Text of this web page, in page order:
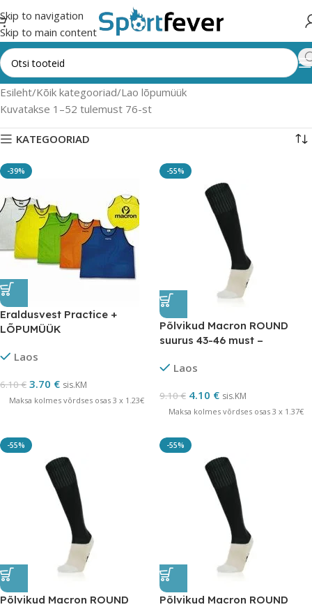
Skip to navigation
Skip to main content
Esileht Kõik kategooriad Lao lõpumüük
Kuvatakse 1–52 tulemust 76-st
KATEGOORIAD
-39%
Eraldusvest Practice +
LÕPUMÜÜK
Laos
6.10€ 3.70 € sis.KM
Maksa kolmes võrdses osas 3 x 1.23€
-55%
Põlvikud Macron ROUND
suurus 43-46 must –
Laos
9.10€ 4.10 € sis.KM
Maksa kolmes võrdses osas 3 x 1.37€
-55%
Põlvikud Macron ROUND
-55%
Põlvikud Macron ROUND